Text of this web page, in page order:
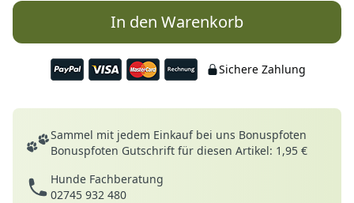
In den Warenkorb
Sichere Zahlung
Deine Vorteile
Sammel mit jedem Einkauf bei uns Bonuspfoten
Bonuspfoten Gutschrift für diesen Artikel: 1,95 €
Hunde Fachberatung
02745 932 480